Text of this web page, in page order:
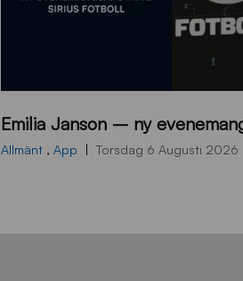
0
0
Allmänt , App Torsdag 6 Augusti 2026